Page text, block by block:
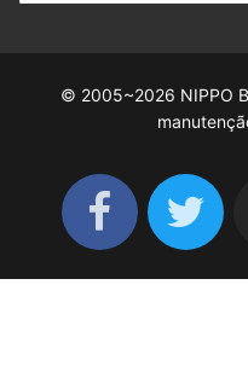
© 2005~2026 NIPPO